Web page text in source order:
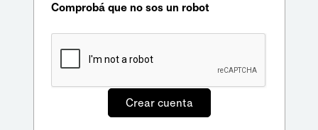
Comprobá que no sos un robot